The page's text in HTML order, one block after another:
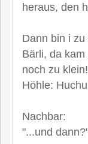
heraus, den
Dann bin i
Bärli, da
noch zu
Höhle:
Nachbar:
"...und